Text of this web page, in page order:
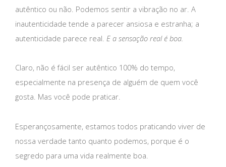
autêntico ou não. Podemos sentir a vibração no ar. A
inautenticidade tende a parecer ansiosa e estranha; a
autenticidade parece real. E a sensação real é boa.
Claro, não é fácil ser autêntico 100% do tempo,
especialmente na presença de alguém de quem você
gosta. Mas você pode praticar.
Esperançosamente, estamos todos praticando viver de
nossa verdade tanto quanto podemos, porque é o
segredo para uma vida realmente boa.